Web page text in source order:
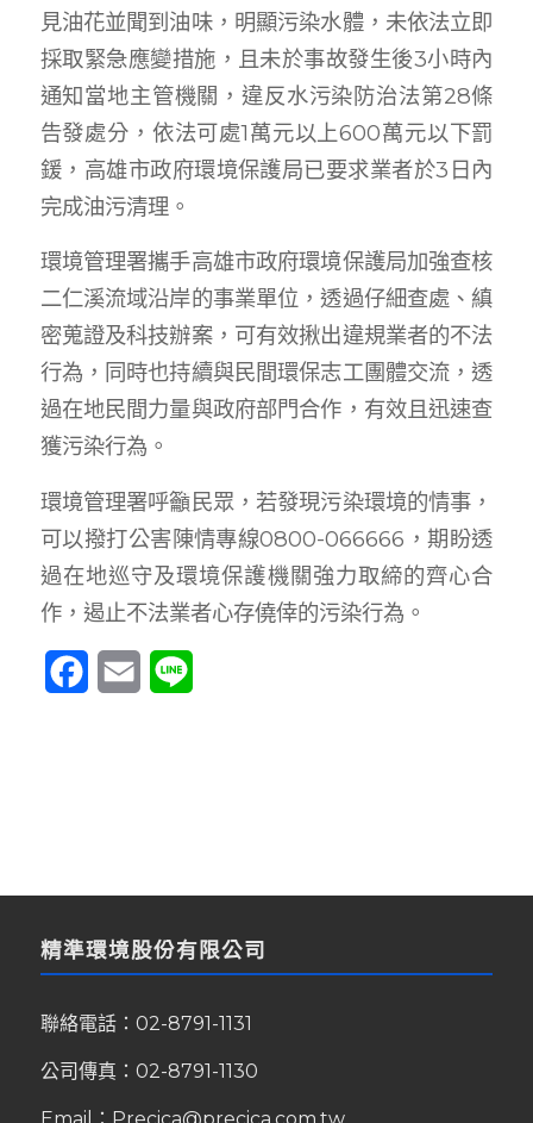
見油花並聞到油味，明顯污染水體，未依法立即
採取緊急應變措施，且未於事故發生後3小時內
通知當地主管機關，違反水污染防治法第28條
告發處分，依法可處1萬元以上600萬元以下罰
鍰，高雄市政府環境保護局已要求業者於3日內
完成油污清理。
環境管理署攜手高雄市政府環境保護局加強查核
二仁溪流域沿岸的事業單位，透過仔細查處、縝
密蒐證及科技辦案，可有效揪出違規業者的不法
行為，同時也持續與民間環保志工團體交流，透
過在地民間力量與政府部門合作，有效且迅速查
獲污染行為。
環境管理署呼籲民眾，若發現污染環境的情事，
可以撥打公害陳情專線0800-066666，期盼透
過在地巡守及環境保護機關強力取締的齊心合
作，遏止不法業者心存僥倖的污染行為。
Facebook
Email
精準環境股份有限公司
聯絡電話： 02-8791-1131
公司傳真：02-8791-1130
Email： Precica@precica.com.tw